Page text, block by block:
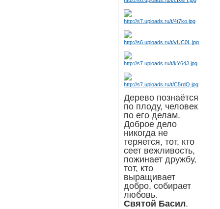
Дерево познаётся
по плоду, человек
по его делам.
Доброе дело
никогда не
теряется, тот, кто
сеет вежливость,
пожинает дружбу,
тот, кто
выращивает
добро, собирает
любовь.
Святой Басил.